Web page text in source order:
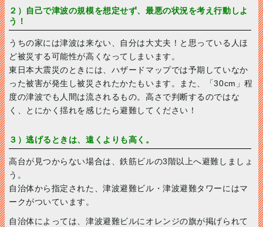
２）自己で津波の規模を想定せず、最悪の状況を考え行動しよ
う！
うちの家には津波は来ない、自分は大丈夫！と思っている人ほ
ど被災する可能性が高くなってしまいます。
東日本大震災のときには、ハザードマップでは予期していなか
った被害が発生し被災されたかたもいます。また、「30cm」程
度の津波でも人間は流されるもの。高さで判断するのではな
く、とにかく揺れを感じたら避難してください！
３）逃げるときは、遠くよりも高く。
高台が見つからない場合は、鉄筋ビルの3階以上へ避難しましょ
う。
自治体から指定された、津波避難ビル・津波避難タワーにはマ
ークがついています。
自治体によっては、津波避難ビルにオレンジの旗が掲げられて